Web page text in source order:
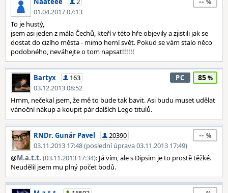
01.04.2017 07:13
To je hustý,
jsem asi jeden z mála Čechů, kteří v této hře objevily a zjistili jak se
dostat do cizího města - mimo herní svět. Pokud se vám stalo něco
podobného, neváhejte o tom napsat!!!!!!
Bartyx
163
03.12.2013 08:52
PC 85
Hmm, nečekal jsem, že mě to bude tak bavit. Asi budu muset udělat
vánoční nákup a koupit pár dalších Lego titulů.
RNDr. Gunár Pavel
20390
03.11.2013 17:48 (poslední úprava 03.11.2013 17:49)
--
@M.a.t.t. (03.11.2013 17:34): Já vím, ale s Dipsim je to prostě těžké.
Neudělil jsem mu plný počet bodů.